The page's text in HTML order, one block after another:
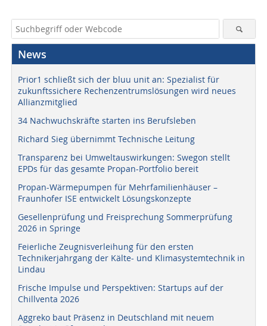
News
Prior1 schließt sich der bluu unit an: Spezialist für
zukunftssichere Rechenzentrumslösungen wird neues
Allianzmitglied
34 Nachwuchskräfte starten ins Berufsleben
Richard Sieg übernimmt Technische Leitung
Transparenz bei Umweltauswirkungen: Swegon stellt
EPDs für das gesamte Propan-Portfolio bereit
Propan-Wärmepumpen für Mehrfamilienhäuser –
Fraunhofer ISE entwickelt Lösungskonzepte
Gesellenprüfung und Freisprechung Sommerprüfung
2026 in Springe
Feierliche Zeugnisverleihung für den ersten
Technikerjahrgang der Kälte- und Klimasystemtechnik in
Lindau
Frische Impulse und Perspektiven: Startups auf der
Chillventa 2026
Aggreko baut Präsenz in Deutschland mit neuem